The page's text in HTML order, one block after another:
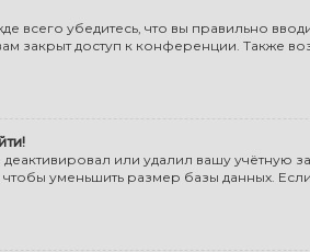
всего убедитесь, что вы правильно
закрыт доступ к конференции. Также
или удалил вашу учётную
уменьшить размер базы данных.